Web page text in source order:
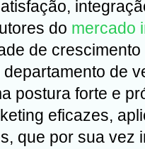
do mercado
de
de
postura forte e
eficazes,
que por sua vez